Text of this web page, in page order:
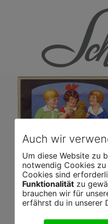
Auch wir
Um diese Website zu
notwendig Cookies
Cookies sind
Funktionalitätzu
brauchen wir für
erfährst du in unserer